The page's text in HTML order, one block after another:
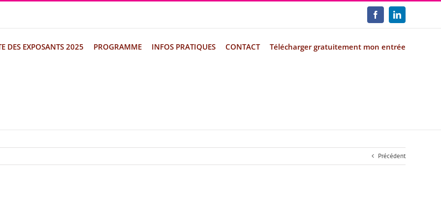
FacebookLinkedIn
DES EXPOSANTS 2025 PROGRAMME INFOS PRATIQUES CONTACT Télécharger gratuitement mon entrée
Précédent